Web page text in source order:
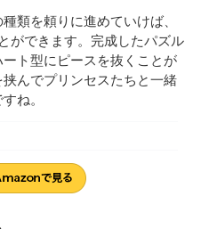
類を頼りに進めていけば、
ができます。完成したパズル
ト型にピースを抜くことが
んでプリンセスたちと一緒
ね。